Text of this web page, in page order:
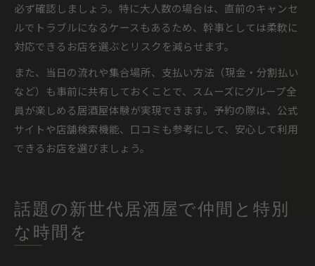
必ず確認しましょう。特に大人数の場合は、直前のキャンセ
ルでトラブルになるケースもあるため、幹事としては柔軟に
対応できるお店を選ぶとリスクを減らせます。
また、当日の流れや集合場所、支払い方法（現金・分割払い
など）も事前に共有しておくことで、スムーズにグループ全
員が楽しめる居酒屋体験が実現できます。予約の際は、公式
サイトや店舗検索機能、口コミも参考にして、安心して利用
できるお店を選びましょう。
話題の新世代居酒屋で仲間と特別
な時間を